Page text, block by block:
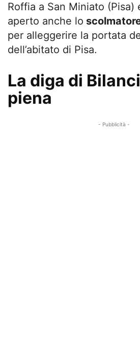
Roffia a San Miniato (Pisa)
aperto anche lo
per alleggerire la portata
dell’abitato di Pisa.
La diga di
piena
- Pubblicità -